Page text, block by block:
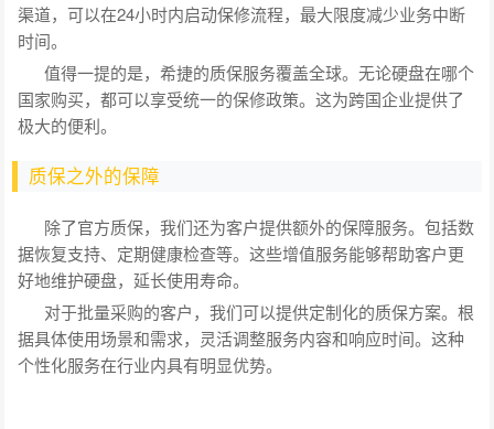
渠道，可以在24小时内启动保修流程，最大限度减少业务中断
时间。
值得一提的是，希捷的质保服务覆盖全球。无论硬盘在哪个
国家购买，都可以享受统一的保修政策。这为跨国企业提供了
极大的便利。
质保之外的保障
除了官方质保，我们还为客户提供额外的保障服务。包括数
据恢复支持、定期健康检查等。这些增值服务能够帮助客户更
好地维护硬盘，延长使用寿命。
对于批量采购的客户，我们可以提供定制化的质保方案。根
据具体使用场景和需求，灵活调整服务内容和响应时间。这种
个性化服务在行业内具有明显优势。